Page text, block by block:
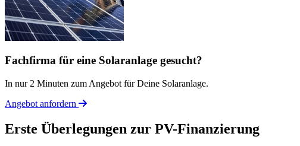
Fachfirma für eine Solaranlage gesucht?
In nur 2 Minuten zum Angebot für Deine Solaranlage.
Angebot anfordern
Erste Überlegungen zur PV-Finanzierung